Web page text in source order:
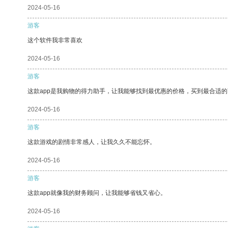
2024-05-16
游客
这个软件我非常喜欢
2024-05-16
游客
这款app是我购物的得力助手，让我能够找到最优惠的价格，买到最合适
2024-05-16
游客
这款游戏的剧情非常感人，让我久久不能忘怀。
2024-05-16
游客
这款app就像我的财务顾问，让我能够省钱又省心。
2024-05-16